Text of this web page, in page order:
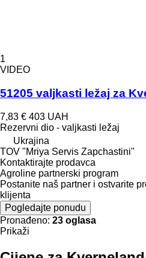
1
VIDEO
51205 valjkasti ležaj za
7,83 € 403 UAH
Rezervni dio - valjkasti ležaj
Ukrajina
TOV "Mriya Servis Zapchastini"
Kontaktirajte prodavca
Agroline partnerski program
Postanite naš partner i ostvarite
klijenta
Pogledajte ponudu
Pronađeno: 23 oglasa
Prikaži